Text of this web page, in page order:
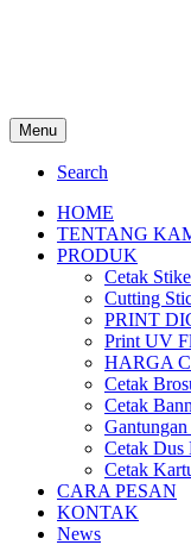
Menu
Search
HOME
TENTANG
PRODUK
Cetak
Cutting
PRINT
Print UV
HARGA
Cetak
Cetak
Cetak Dus
Cetak
CARA PESAN
KONTAK
News